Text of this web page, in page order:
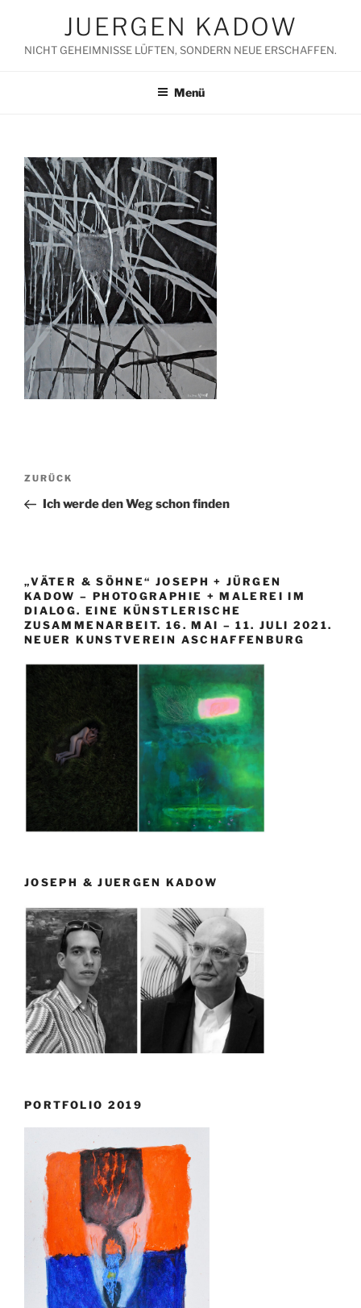
springen
JUERGEN KADOW
NICHT GEHEIMNISSE LÜFTEN, SONDERN NEUE ERSCHAFFEN.
Menü
Beitragsnavigation
Vorheriger
Beitrag
ZURÜCK
Ich werde den Weg schon finden
„VÄTER & SÖHNE“ JOSEPH + JÜRGEN
KADOW – PHOTOGRAPHIE + MALEREI IM
DIALOG. EINE KÜNSTLERISCHE
ZUSAMMENARBEIT. 16. MAI – 11. JULI 2021.
NEUER KUNSTVEREIN ASCHAFFENBURG
JOSEPH & JUERGEN KADOW
PORTFOLIO 2019